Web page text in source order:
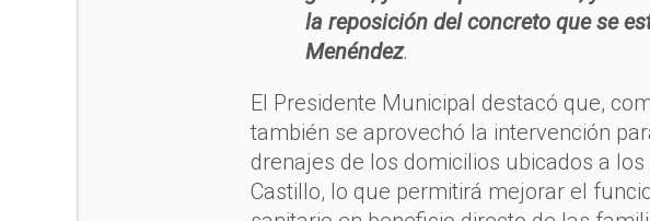
la reposición del concreto que se
Menéndez.
El Presidente Municipal destacó que,
también se aprovechó la intervención
drenajes de los domicilios ubicados a
Castillo, lo que permitirá mejorar el